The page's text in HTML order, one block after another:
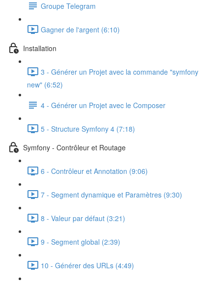
Groupe Telegram
Gagner de l'argent (6:10)
Installation
3 - Générer un Projet avec la commande "symfony
new" (6:52)
4 - Générer un Projet avec le Composer
5 - Structure Symfony 4 (7:18)
Symfony - Contrôleur et Routage
6 - Contrôleur et Annotation (9:06)
7 - Segment dynamique et Paramètres (9:30)
8 - Valeur par défaut (3:21)
9 - Segment global (2:39)
10 - Générer des URLs (4:49)